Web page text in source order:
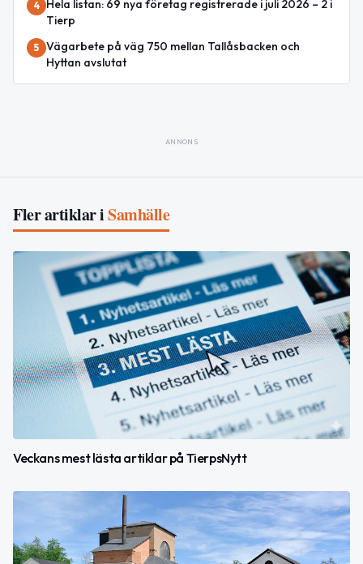
4
Hela listan: 69 nya företag registrerade i juli 2026 – 2 i
Tierp
5 Vägarbete på väg 750 mellan Tallåsbacken och
Hyttan avslutat
ANNONS
Fler artiklar iSamhälle
Veckans mest lästa artiklar på TierpsNytt